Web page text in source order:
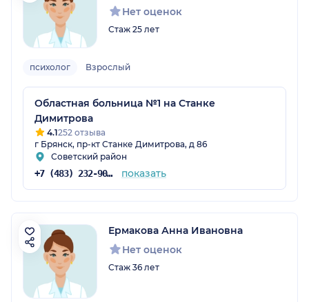
Нет оценок
Стаж 25 лет
психолог Взрослый
Областная больница №1 на Станке
Димитрова
4.1252 отзыва
г Брянск, пр-кт Станке Димитрова, д 86
Советский район
+7 (483) 232-90-42 показать
Ермакова Анна Ивановна
Нет оценок
Стаж 36 лет